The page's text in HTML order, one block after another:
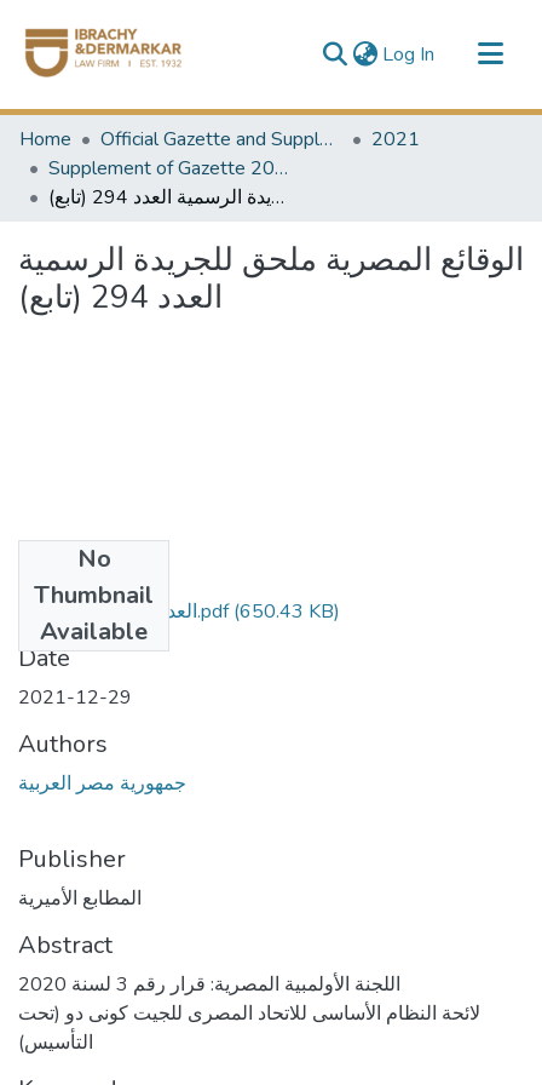
Log In (current)
Communities & Collections
All of DSpace
Home Official Gazette and Supplement
2021
Supplement of Gazette 2021
الوقائع المصرية ملحق للجريدة الرسمية العدد 294 (تابع)
الوقائع المصرية ملحق للجريدة الرسمية
العدد 294 (تابع)
No
Thumbnail
Available
العدد 294تابع مؤمن.pdf(650.43 KB)
Date
2021-12-29
Authors
جمهورية مصر العربية
Publisher
المطابع الأميرية
Abstract
اللجنة الأولمبية المصرية: قرار رقم 3 لسنة 2020
لائحة النظام الأساسى للاتحاد المصرى للجيت كونى دو (تحت
التأسيس)